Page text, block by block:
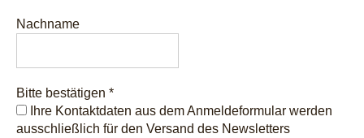
Nachname
Bitte bestätigen *
Ihre Kontaktdaten aus dem Anmeldeformular werden
ausschließlich für den Versand des Newsletters